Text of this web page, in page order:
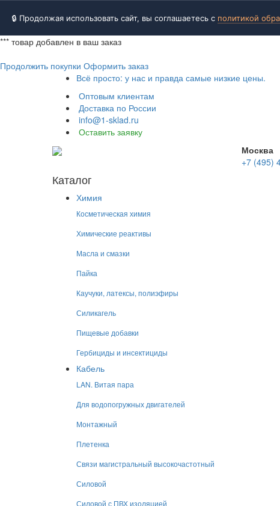
🔒 Продолжая использовать сайт, вы соглашаетесь с политикой
*** товар добавлен в ваш заказ
Продолжить покупки Оформить заказ
Всё просто: у нас и правда самые низкие цены.
Оптовым клиентам
Доставка по России
info@1-sklad.ru
Оставить заявку
Москва
+7 (495)
Каталог
Химия
Косметическая химия
Химические реактивы
Масла и смазки
Пайка
Каучуки, латексы, полиэфиры
Силикагель
Пищевые добавки
Гербициды и инсектициды
Кабель
LAN. Витая пара
Для водопогружных двигателей
Монтажный
Плетенка
Связи магистральный высокочастотный
Силовой
Силовой с ПВХ изоляцией